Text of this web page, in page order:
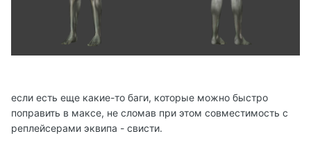
если есть еще какие-то баги, которые можно быстро
поправить в максе, не сломав при этом совместимость с
реплейсерами эквипа - свисти.